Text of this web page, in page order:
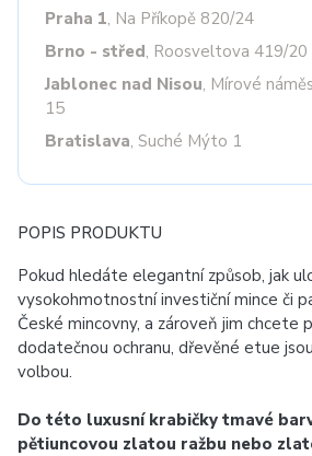
Praha 1, Na Příkopě 820/24
Brno - střed, Roosveltova 419/20
Jablonec nad Nisou, Mírové
15
Bratislava, Suché Mýto 1
POPIS PRODUKTU
Pokud hledáte elegantní způsob, jak
vysokohmotnostní investiční mince či
České mincovny, a zároveň jim chcete
dodatečnou ochranu, dřevěné etue
volbou.
Do této luxusní krabičky tmavé
pětiuncovou zlatou ražbu nebo